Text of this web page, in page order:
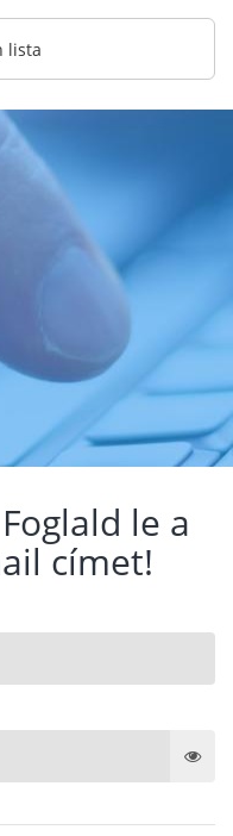
lista
le a
címet!